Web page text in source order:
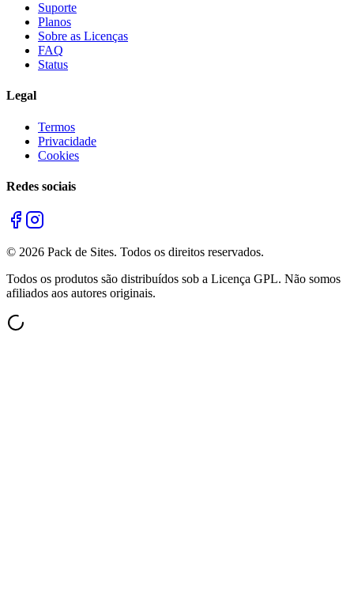
Suporte
Planos
Sobre as Licenças
FAQ
Status
Legal
Termos
Privacidade
Cookies
Redes sociais
© 2026 Pack de Sites. Todos os direitos reservados.
Todos os produtos são distribuídos sob a Licença GPL. Não somos
afiliados aos autores originais.